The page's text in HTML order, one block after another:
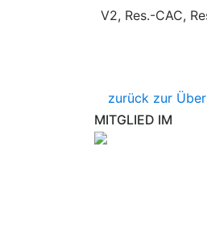
V2, Res.-CAC,
zurück zur
MITGLIED IM